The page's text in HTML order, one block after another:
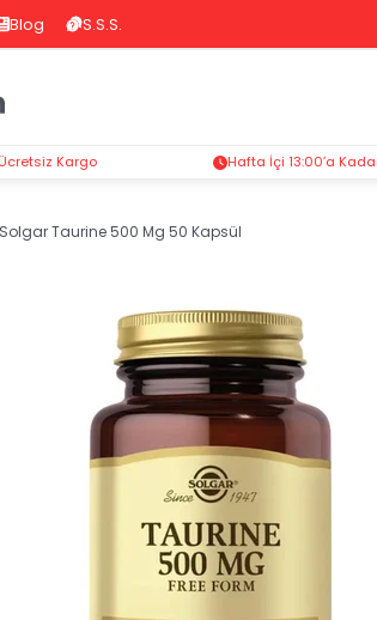
Blog S.S.S.
Kargo Hafta İçi 13:00’a
Solgar Taurine 500 Mg 50 Kapsül